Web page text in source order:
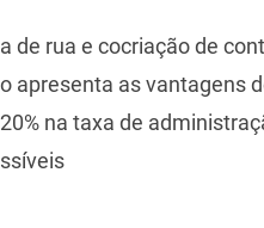
de rua e cocriação de
apresenta as vantagens
na taxa de